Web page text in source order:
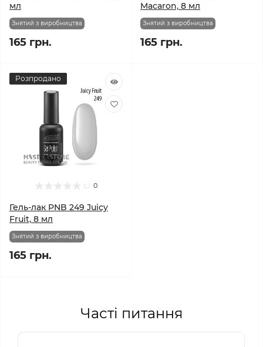
мл
Знятий з виробництва
165 грн.
Macaron, 8 мл
Знятий з виробництва
165 грн.
Розпродано
0
Гель-лак PNB 249 Juicy
Fruit, 8 мл
Знятий з виробництва
165 грн.
Часті питання